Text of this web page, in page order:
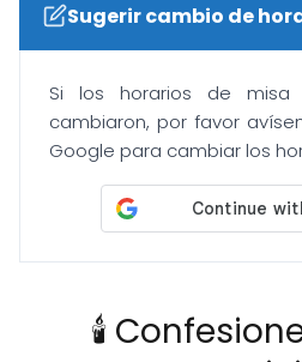
Sugerir cambio de
Si los horarios de misa
cambiaron, por favor
Google para cambiar los
🕯️